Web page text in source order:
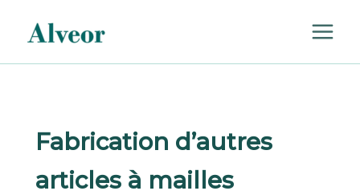
contenu
Fabrication d’autres
articles à mailles